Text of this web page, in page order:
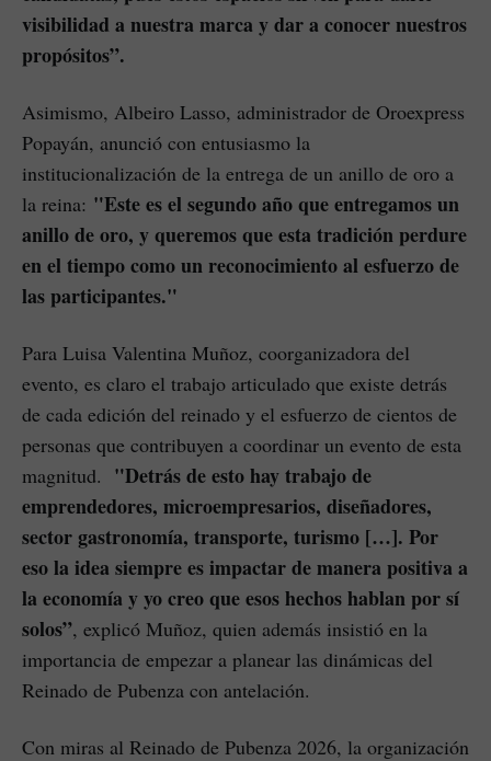
visibilidad a nuestra marca y dar a conocer nuestros
propósitos”.
Asimismo, Albeiro Lasso, administrador de Oroexpress
Popayán, anunció con entusiasmo la
institucionalización de la entrega de un anillo de oro a
la reina: "Este es el segundo año que entregamos un
anillo de oro, y queremos que esta tradición perdure
en el tiempo como un reconocimiento al esfuerzo de
las participantes."
Para Luisa Valentina Muñoz, coorganizadora del
evento, es claro el trabajo articulado que existe detrás
de cada edición del reinado y el esfuerzo de cientos de
personas que contribuyen a coordinar un evento de esta
magnitud. "Detrás de esto hay trabajo de
emprendedores, microempresarios, diseñadores,
sector gastronomía, transporte, turismo […]. Por
eso la idea siempre es impactar de manera positiva a
la economía y yo creo que esos hechos hablan por sí
solos”, explicó Muñoz, quien además insistió en la
importancia de empezar a planear las dinámicas del
Reinado de Pubenza con antelación.
Con miras al Reinado de Pubenza 2026, la organización